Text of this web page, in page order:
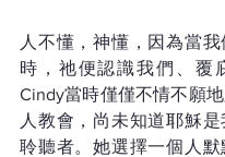
人不懂，神懂，因為當
時，祂便認識我們、覆
Cindy當時僅僅不情不願
人教會，尚未知道耶穌
聆聽者。她選擇一個人